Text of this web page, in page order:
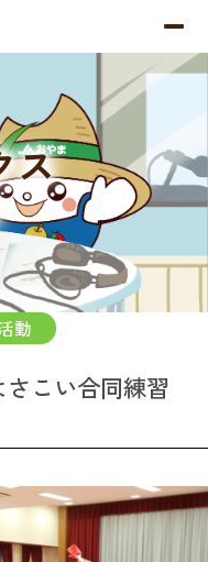
ス
動
こい合同練習